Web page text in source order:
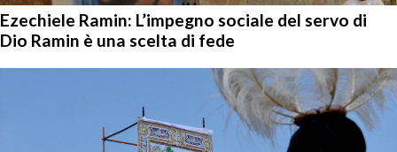
Ezechiele Ramin: L’impegno sociale del servo di
Dio Ramin è una scelta di fede